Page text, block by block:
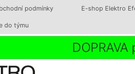
podmínky E-shop Elektro
do týmu